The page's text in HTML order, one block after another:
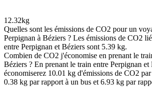
12.32kg
Quelles sont les émissions de CO2 pour un
Perpignan à Béziers ? Les émissions de CO2
entre Perpignan et Béziers sont 5.39 kg.
Combien de CO2 j'économise en prenant le
Béziers ? En prenant le train entre Perpignan et
économiserez 10.01 kg d'émissions de CO2
0.38 kg par rapport à un bus et 6.93 kg par